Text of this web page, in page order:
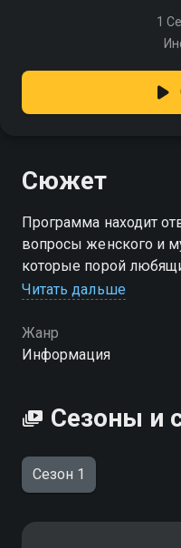
1
Сюжет
Программа находит
вопросы женского и
которые порой
обсудить между собой
Посмотреть онлайн 1
спальни вы можете
Читать дальше
Жанр
Информация
Сезоны и
Сезон 1